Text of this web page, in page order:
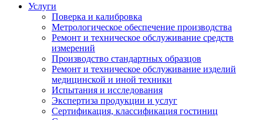
Услуги
Поверка и калибровка
Метрологическое обеспечение производства
Ремонт и техническое обслуживание средств
измерений
Производство стандартных образцов
Ремонт и техническое обслуживание изделий
медицинской и иной техники
Испытания и исследования
Экспертиза продукции и услуг
Сертификация, классификация гостиниц